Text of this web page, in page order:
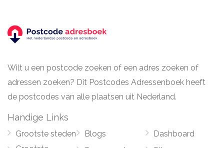
Wilt u een postcode zoeken of een adres zoeken of
adressen zoeken? Dit Postcodes Adressenboek heeft
de postcodes van alle plaatsen uit Nederland.
Handige Links
Grootste steden
Blogs
Dashboard